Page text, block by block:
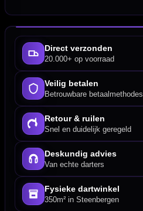
Direct verzonden
20.000+ op voorraad
Veilig betalen
Betrouwbare betaalmethodes
Retour & ruilen
Snel en duidelijk geregeld
Deskundig advies
Van echte darters
Fysieke dartwinkel
350m² in Steenbergen